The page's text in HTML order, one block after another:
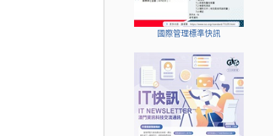
國際管理標準快訊